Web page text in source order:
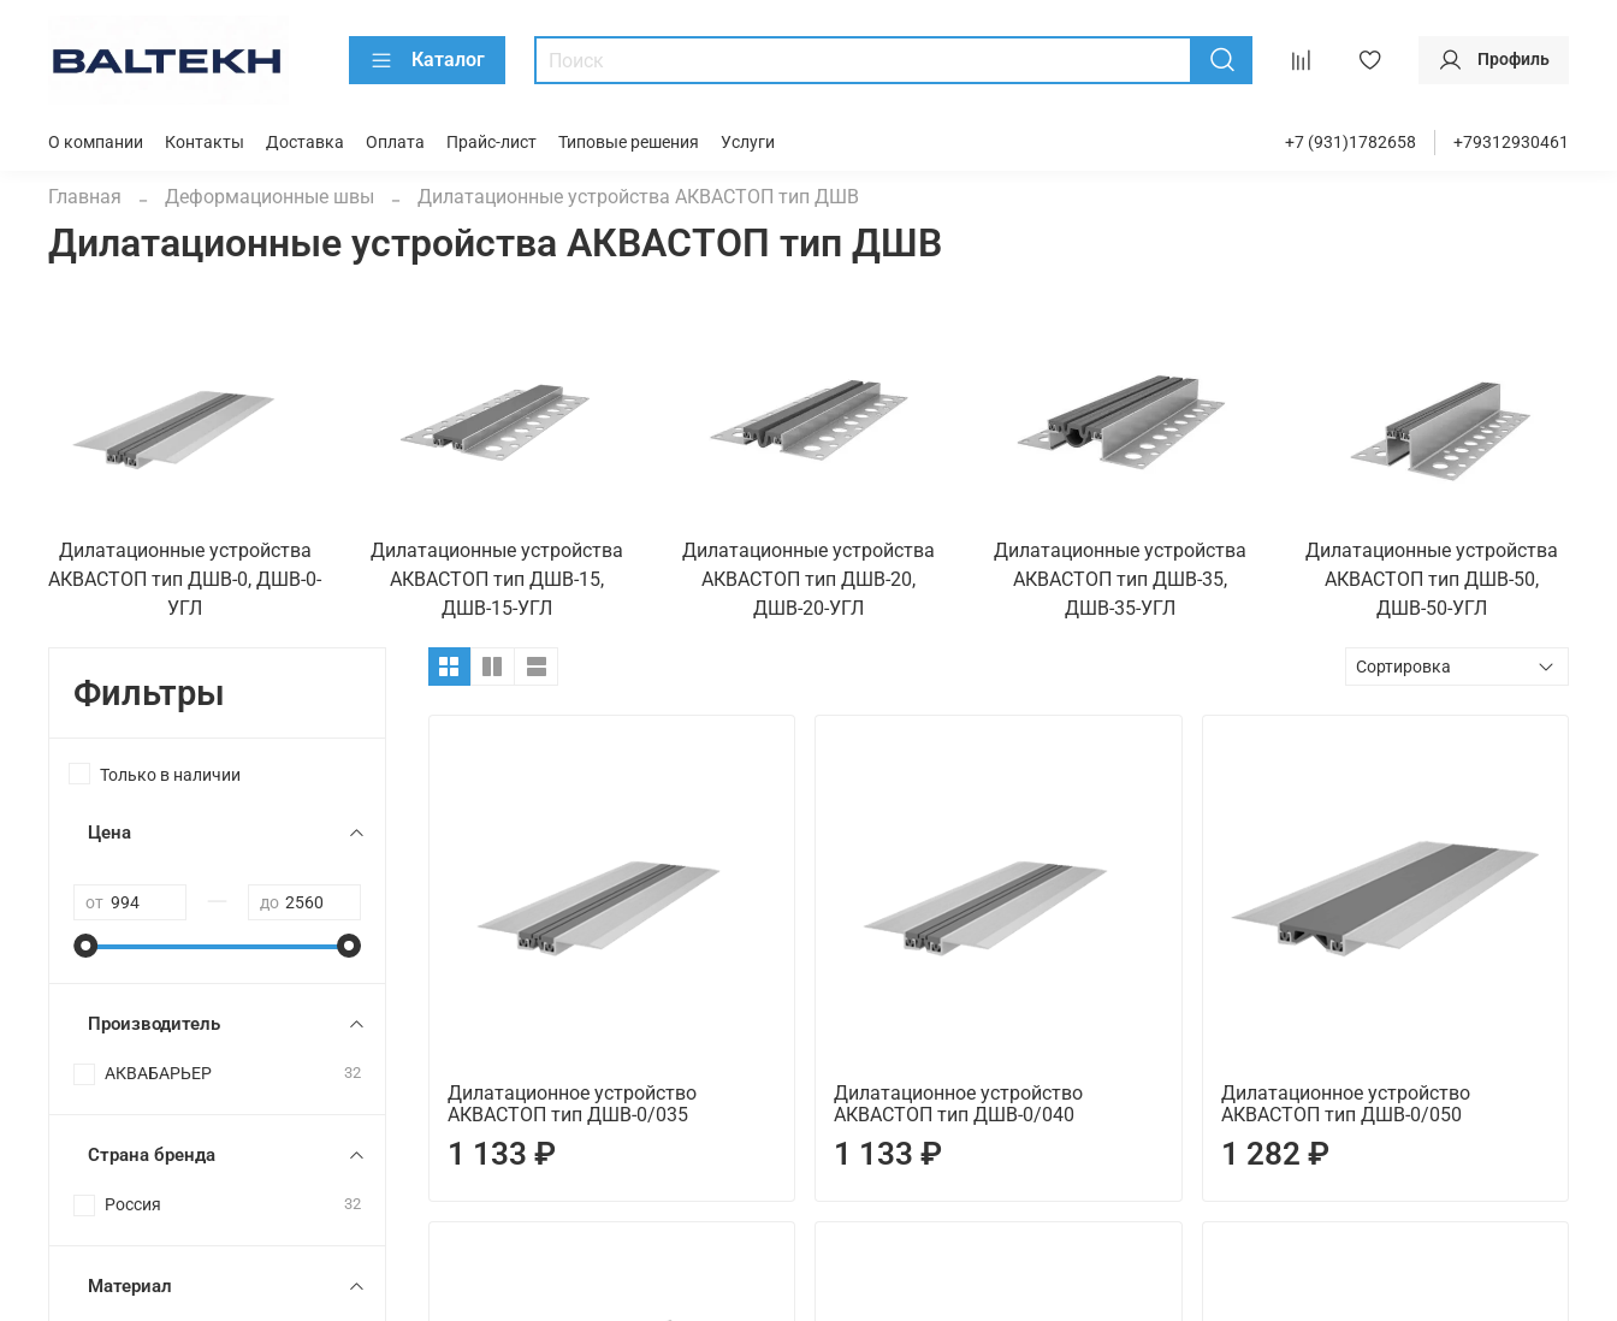
Каталог Профиль
О компании Контакты Доставка Оплата Прайс-лист Типовые решения Услуги +7 (931)1782658 +79312930461
Главная Деформационные швы Дилатационные устройства АКВАСТОП тип ДШВ
Дилатационные устройства АКВАСТОП тип ДШВ
Дилатационные устройства
АКВАСТОП тип ДШВ-0, ДШВ-0-
УГЛ
Дилатационные устройства
АКВАСТОП тип ДШВ-15,
ДШВ-15-УГЛ
Дилатационные устройства
АКВАСТОП тип ДШВ-20,
ДШВ-20-УГЛ
Дилатационные устройства
АКВАСТОП тип ДШВ-35,
ДШВ-35-УГЛ
Дилатационные устройства
АКВАСТОП тип ДШВ-50,
ДШВ-50-УГЛ
Дилатационное устройство
АКВАСТОП тип ДШВ-0/035
1 133 ₽
Дилатационное устройство
АКВАСТОП тип ДШВ-0/040
1 133 ₽
Дилатационное устройство
АКВАСТОП тип ДШВ-0/050
1 282 ₽
Фильтры
Только в наличии
Цена
от до
Производитель
АКВАБАРЬЕР 32
Страна бренда
Россия 32
Материал